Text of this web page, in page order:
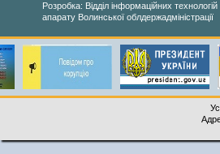
Розробка: Відділ інформаційних технологій
апарату Волинської облдержадміністрації